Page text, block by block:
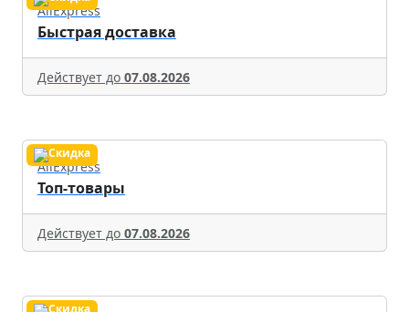
AliExpress
Быстрая доставка
Действует до 07.08.2026
AliExpress
Топ-товары
Действует до 07.08.2026